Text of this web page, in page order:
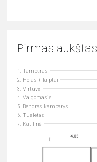
Pirmas aukštas
1. Tambūras
2. Holas + laiptai
3. Virtuvė
4. Valgomasis
5. Bendras kambarys
6. Tualetas
7. Katilinė